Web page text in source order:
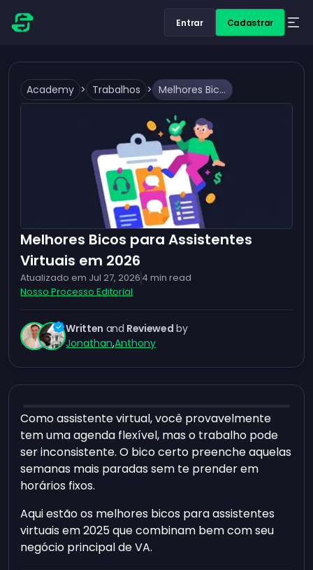
Entrar Cadastrar
Academy > Trabalhos > Melhores Bicos para Assistentes Virtuais em 2026
Melhores Bicos para Assistentes
Virtuais em 2026
Atualizado em Jul 27, 2026 4 min read
Nosso Processo Editorial
Written and Reviewed by
Jonathan,Anthony
Como assistente virtual, você provavelmente
tem uma agenda flexível, mas o trabalho pode
ser inconsistente. O bico certo preenche aquelas
semanas mais paradas sem te prender em
horários fixos.
Aqui estão os melhores bicos para assistentes
virtuais em 2025 que combinam bem com seu
negócio principal de VA.